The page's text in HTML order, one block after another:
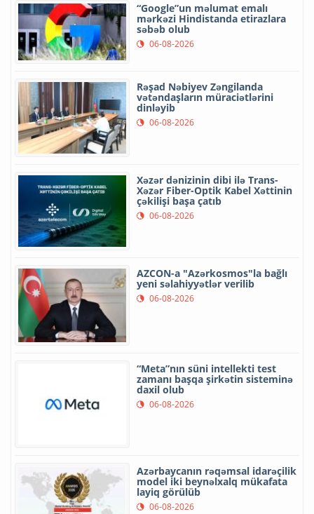
“Google”un məlumat emalı
mərkəzi Hindistanda etirazlara
səbəb olub
06-08-2026
Rəşad Nəbiyev Zəngilanda
vətəndaşların müraciətlərini
dinləyib
06-08-2026
Xəzər dənizinin dibi ilə Trans-
Xəzər Fiber-Optik Kabel Xəttinin
çəkilişi başa çatıb
06-08-2026
AZCON-a "Azərkosmos"la bağlı
yeni səlahiyyətlər verilib
06-08-2026
“Meta”nın süni intellekti test
zamanı başqa şirkətin sisteminə
daxil olub
06-08-2026
Azərbaycanın rəqəmsal idarəçilik
model iki beynəlxalq mükafata
layiq görülüb
06-08-2026